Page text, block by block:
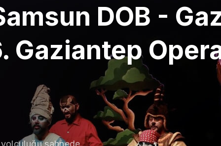
DOB -
Gaziantep
sahnede.